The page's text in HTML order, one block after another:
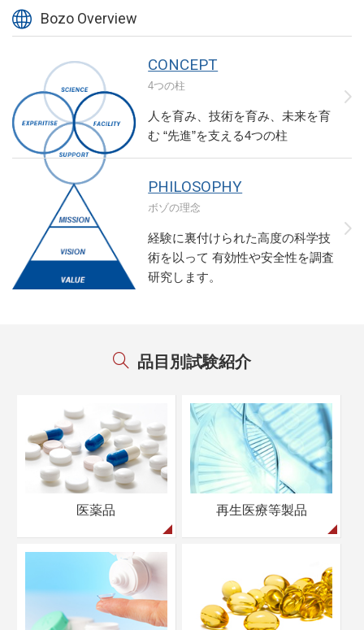
CONCEPT
4つの柱
人を育み、技術を育み、未来を育
む “先進”を支える4つの柱
PHILOSOPHY
ボゾの理念
経験に裏付けられた高度の科学技
術を以って 有効性や安全性を調査
研究します。
品目別試験紹介
医薬品 再生医療等製品